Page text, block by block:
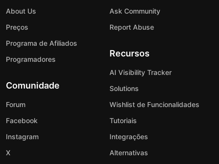
About Us
Preços
Programa de Afiliados
Programadores
Comunidade
Forum
Facebook
Instagram
X
Ask Community
Report Abuse
Recursos
AI Visibility Tracker
Solutions
Wishlist de Funcionalidades
Tutoriais
Integrações
Alternativas